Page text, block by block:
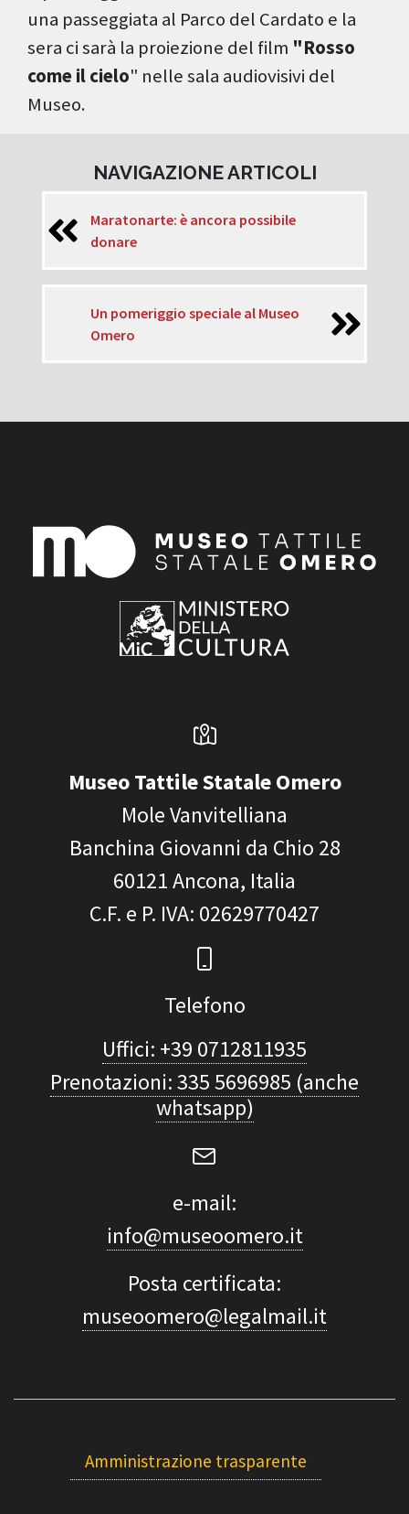
una passeggiata al Parco del Cardato e la
sera ci sarà la proiezione del film "Rosso
come il cielo" nelle sala audiovisivi del
Museo.
NAVIGAZIONE ARTICOLI
Maratonarte: è ancora possibile
donare
Un pomeriggio speciale al Museo
Omero
Museo Tattile Statale Omero
Mole Vanvitelliana
Banchina Giovanni da Chio 28
60121Ancona, Italia
C.F. e P. IVA: 02629770427
Telefono
Uffici: +39 0712811935
Prenotazioni: 335 5696985 (anche
whatsapp)
e-mail:
info@museoomero.it
Posta certificata:
museoomero@legalmail.it
Amministrazione trasparente